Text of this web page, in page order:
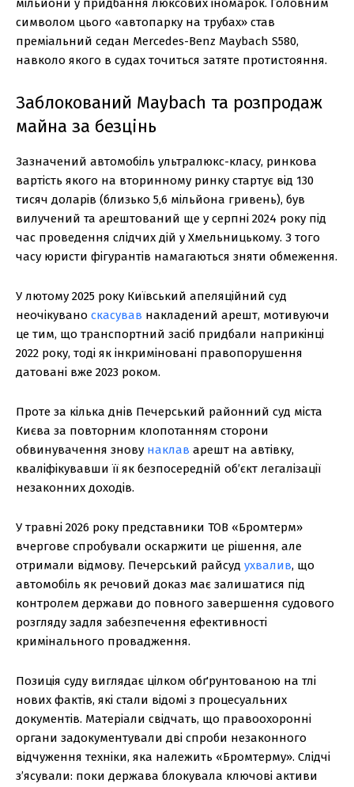
мільйони у придбання люксових іномарок. Головним
символом цього «автопарку на трубах» став
преміальний седан Mercedes-Benz Maybach S580,
навколо якого в судах точиться затяте протистояння.
Заблокований Maybach та розпродаж
майна за безцінь
Зазначений автомобіль ультралюкс-класу, ринкова
вартість якого на вторинному ринку стартує від 130
тисяч доларів (близько 5,6 мільйона гривень), був
вилучений та арештований ще у серпні 2024 року під
час проведення слідчих дій у Хмельницькому. З того
часу юристи фігурантів намагаються зняти обмеження.
У лютому 2025 року Київський апеляційний суд
неочікувано скасував накладений арешт, мотивуючи
це тим, що транспортний засіб придбали наприкінці
2022 року, тоді як інкриміновані правопорушення
датовані вже 2023 роком.
Проте за кілька днів Печерський районний суд міста
Києва за повторним клопотанням сторони
обвинувачення знову наклав арешт на автівку,
кваліфікувавши її як безпосередній об’єкт легалізації
незаконних доходів.
У травні 2026 року представники ТОВ «Бромтерм»
вчергове спробували оскаржити це рішення, але
отримали відмову. Печерський райсуд ухвалив, що
автомобіль як речовий доказ має залишатися під
контролем держави до повного завершення судового
розгляду задля забезпечення ефективності
кримінального провадження.
Позиція суду виглядає цілком обґрунтованою на тлі
нових фактів, які стали відомі з процесуальних
документів. Матеріали свідчать, що правоохоронні
органи задокументували дві спроби незаконного
відчуження техніки, яка належить «Бромтерму». Слідчі
з’ясували: поки держава блокувала ключові активи